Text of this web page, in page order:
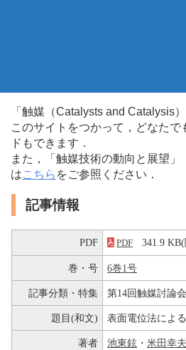
「触媒（Catalysts and Catalysis
このサイトをつかって，どなた
ドもできます．
また，「触媒技術の動向と展望
はこちら をご参照ください．
記事情報
PDF PDF 341.9
巻・号 6巻1号
記事分類・特集 第14回触媒討論
題目(和文) 表面電位法によ
著者 池東鉉 ・ 米田幸夫